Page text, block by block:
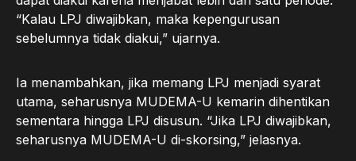
“Kalau LPJ diwajibkan, maka kepengurusan
sebelumnya tidak diakui,” ujarnya.
Ia menambahkan, jika memang LPJ menjadi syarat
utama, seharusnya MUDEMA-U kemarin dihentikan
sementara hingga LPJ disusun. “Jika LPJ diwajibkan,
seharusnya MUDEMA-U di-skorsing,” jelasnya.